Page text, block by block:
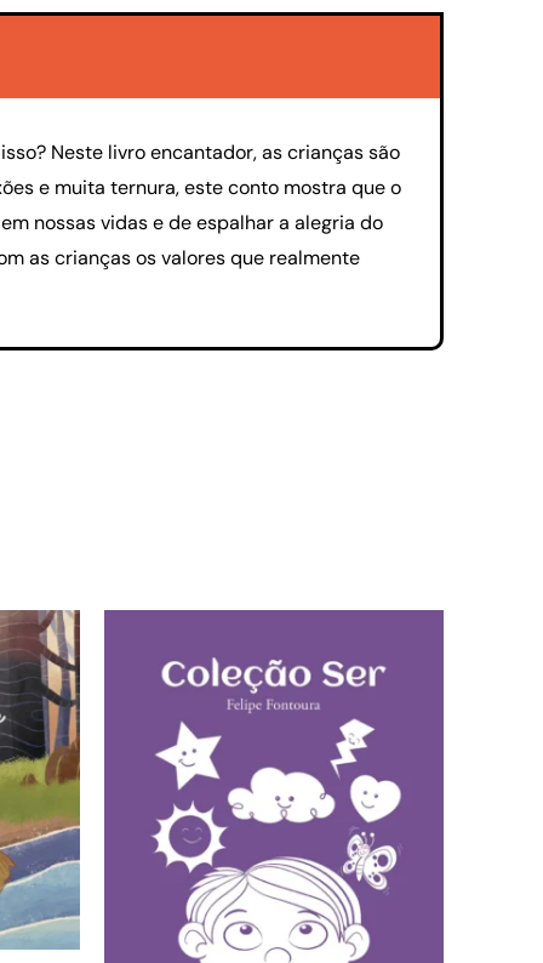
Neste livro encantador, as crianças são
e muita ternura, este conto mostra que o
nossas vidas e de espalhar a alegria do
as crianças os valores que realmente